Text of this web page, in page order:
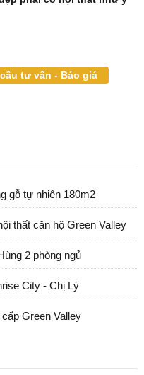
tư vấn - Báo giá
gỗ tự nhiên 180m2
thất căn hộ Green Valley
2 phòng ngủ
City - Chị Lý
Green Valley